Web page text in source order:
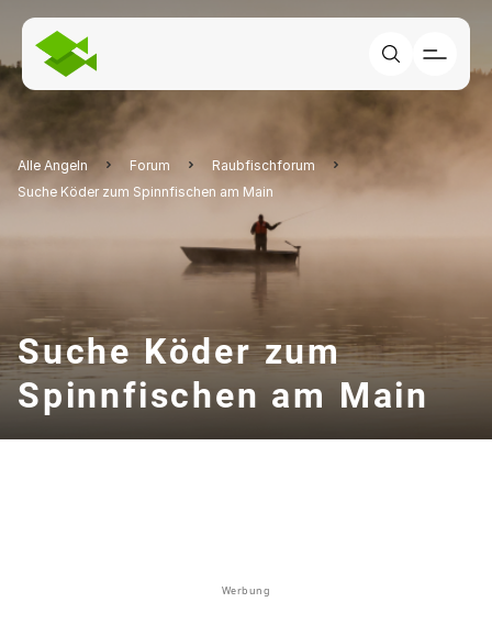
Alle Angeln Forum
Raubfischforum
Suche Köder zum Spinnfischen am Main
Suche Köder zum
Spinnfischen am Main
Werbung